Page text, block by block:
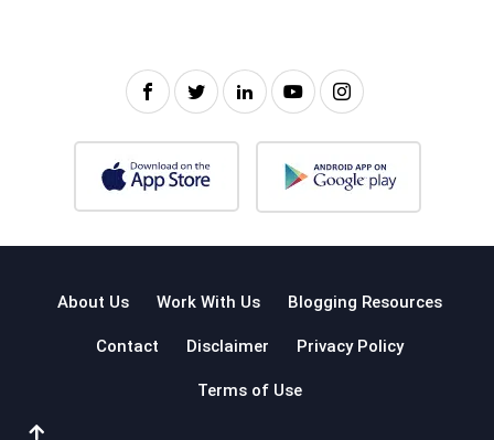
About Us Work With Us Blogging Resources
Contact Disclaimer Privacy Policy
Terms of Use